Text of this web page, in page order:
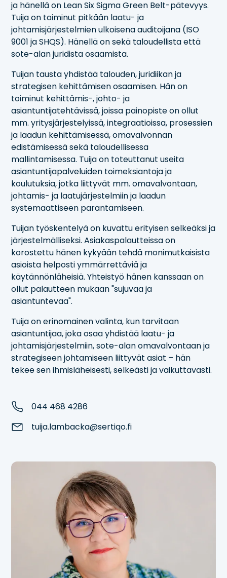
ja hänellä on Lean Six Sigma Green Belt-pätevyys.
Tuija on toiminut pitkään laatu- ja
johtamisjärjestelmien ulkoisena auditoijana (ISO
9001 ja SHQS). Hänellä on sekä taloudellista että
sote-alan juridista osaamista.
Tuijan tausta yhdistää talouden, juridiikan ja
strategisen kehittämisen osaamisen. Hän on
toiminut kehittämis-, johto- ja
asiantuntijatehtävissä, joissa painopiste on ollut
mm. yritysjärjestelyissä, integraatioissa, prosessien
ja laadun kehittämisessä, omavalvonnan
edistämisessä sekä taloudellisessa
mallintamisessa. Tuija on toteuttanut useita
asiantuntijapalveluiden toimeksiantoja ja
koulutuksia, jotka liittyvät mm. omavalvontaan,
johtamis- ja laatujärjestelmiin ja laadun
systemaattiseen parantamiseen.
Tuijan työskentelyä on kuvattu erityisen selkeäksi ja
järjestelmälliseksi. Asiakaspalautteissa on
korostettu hänen kykyään tehdä monimutkaisista
asioista helposti ymmärrettäviä ja
käytännönläheisiä. Yhteistyö hänen kanssaan on
ollut palautteen mukaan "sujuvaa ja
asiantuntevaa".
Tuija on erinomainen valinta, kun tarvitaan
asiantuntijaa, joka osaa yhdistää laatu- ja
johtamisjärjestelmiin, sote-alan omavalvontaan ja
strategiseen johtamiseen liittyvät asiat – hän
tekee sen ihmisläheisesti, selkeästi ja vaikuttavasti.
044 468 4286
tuija.lambacka@sertiqo.fi